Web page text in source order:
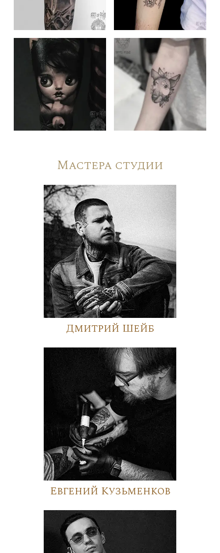
Мастера студии
Дмитрий Шейб
Евгений Кузьменков